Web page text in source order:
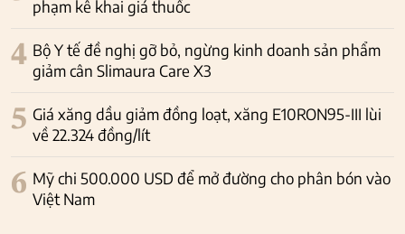
phạm kê khai giá thuốc
4 Bộ Y tế đề nghị gỡ bỏ, ngừng kinh doanh sản phẩm
giảm cân Slimaura Care X3
5 Giá xăng dầu giảm đồng loạt, xăng E10RON95-III lùi
về 22.324 đồng/lít
6 Mỹ chi 500.000 USD để mở đường cho phân bón vào
Việt Nam